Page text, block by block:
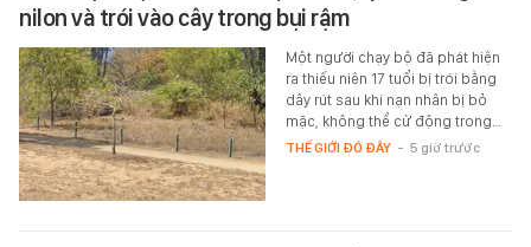
nilon và trói vào cây trong bụi rậm
Một người chạy bộ đã phát hiện
ra thiếu niên 17 tuổi bị trói bằng
dây rút sau khi nạn nhân bị bỏ
mặc, không thể cử động trong…
THẾ GIỚI ĐÓ ĐÂY - 5 giờ trước